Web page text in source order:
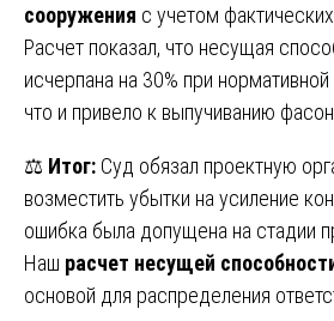
сооружения с учетом
Расчет показал, что несущая
исчерпана на 30% при нормативной
что и привело к выпучиванию
⚖️ Итог: Суд обязал проектную
возместить убытки на усиление
ошибка была допущена на стадии
Наш расчет несущей
основой для распределения